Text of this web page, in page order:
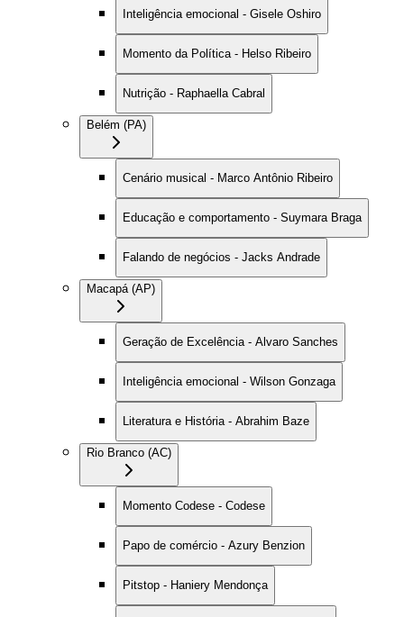
Inteligência emocional - Gisele Oshiro
Momento da Política - Helso Ribeiro
Nutrição - Raphaella Cabral
Belém (PA)
Cenário musical - Marco Antônio Ribeiro
Educação e comportamento - Suymara Braga
Falando de negócios - Jacks Andrade
Macapá (AP)
Geração de Excelência - Alvaro Sanches
Inteligência emocional - Wilson Gonzaga
Literatura e História - Abrahim Baze
Rio Branco (AC)
Momento Codese - Codese
Papo de comércio - Azury Benzion
Pitstop - Haniery Mendonça